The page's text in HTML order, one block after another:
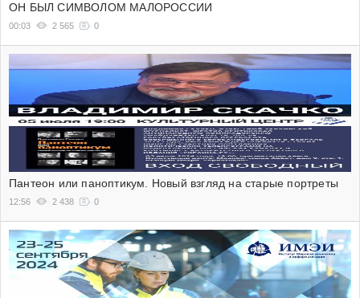
ОН БЫЛ СИМВОЛОМ МАЛОРОССИИ
00:03 2 565 0
Пантеон или паноптикум. Новый взгляд на старые портреты
12:56 2 438 0